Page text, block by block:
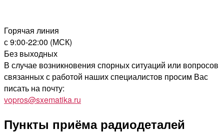
Горячая линия
с 9:00-22:00 (МСК)
Без выходных
В случае возникновения спорных ситуаций или вопросов
связанных с работой наших специалистов просим Вас
писать на почту:
vopros@sxematika.ru
Пункты приёма радиодеталей